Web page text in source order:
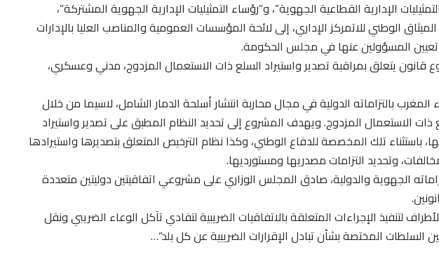
الإدارية القطاعية الجهوية”، و”رؤساء التمثيليات الإدارية الجهوية المشتركة”،
الوطني للاتمركز الإداري، إلى لائحة المؤسسات العمومية والمناصب العليا بالإدارات
تعيين المسؤولين عنها في مجلس الحكومة.
يتعلق بمراقبة تصدير واستيراد السلع ذات الاستعمال المزدوج، مدني وعسكري،
بالتزاماته الدولية في مجال محاربة انتشار أسلحة الدمار الشامل، لاسيما من خلال
ذات الاستعمال المزدوج. ويهدف المشروع إلى تحديد النظام المطبق على تصدير واستيراد
باستثناء تلك المخصصة للدفاع الوطني، وكذا نظام الترخيص المتعلق بتصديرها واستيرادها
وتحديد التزامات مصدريها ومستورديها.
الجهوية والدولية، صادق المجلس الوزاري على مشروعي اتفاقيتين دوليتين متعددة
لتنفيذ الإجراءات المتعلقة بالاتفاقيات الضريبية لتفادي تآكل الوعاء الضريبي ونقل
السلطات المختصة بشأن تبادل الإقرارات الضريبية عن كل بلد”…